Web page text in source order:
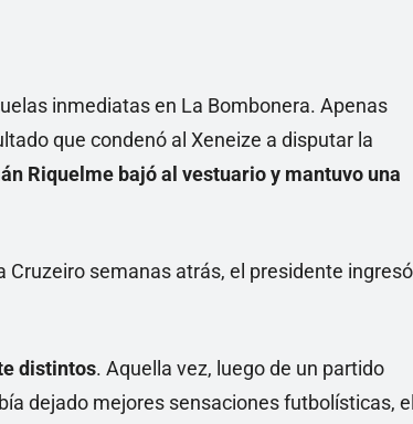
inmediatas en La Bombonera. Apenas
que condenó al Xeneize a disputar la
Riquelme bajó al vestuario y mantuvo una
semanas atrás, el presidente ingresó
distintos. Aquella vez, luego de un partido
dejado mejores sensaciones futbolísticas,